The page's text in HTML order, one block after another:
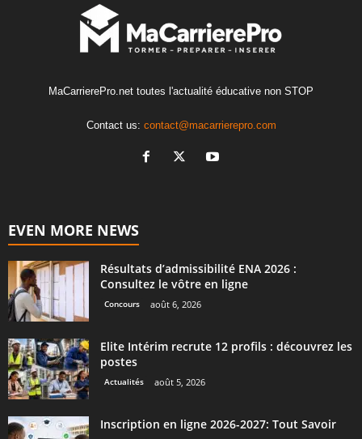
MaCarrierePro.net toutes l'actualité éducative non STOP
Contact us: contact@macarrierepro.com
EVEN MORE NEWS
Résultats d’admissibilité ENA 2026 :
Consultez le vôtre en ligne
Concours août 6, 2026
Elite Intérim recrute 12 profils : découvrez les
postes
Actualités août 5, 2026
Inscription en ligne 2026-2027: Tout Savoir